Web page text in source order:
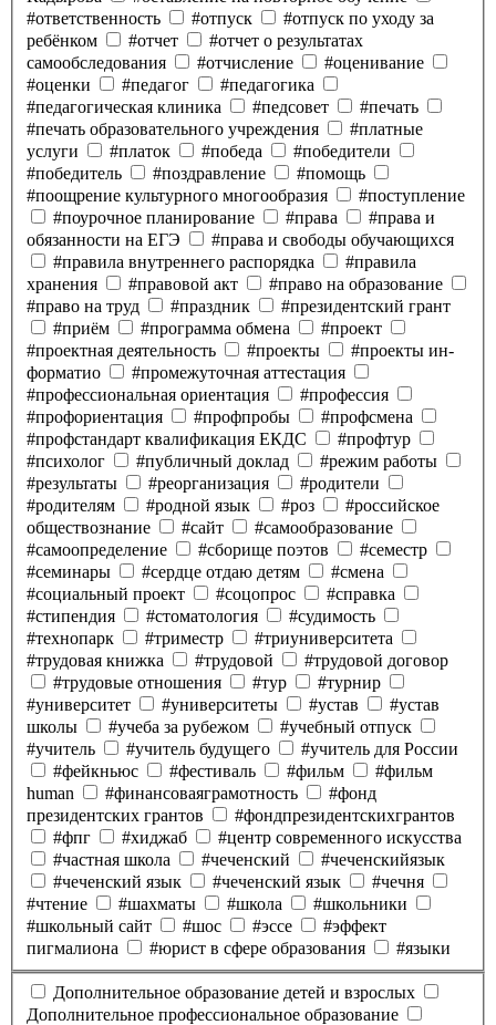
#ответственность
#отпуск
#отпуск по уходу за
ребёнком
#отчет
#отчет о результатах
самообследования
#отчисление
#оценивание
#оценки
#педагог
#педагогика
#педагогическая клиника
#педсовет
#печать
#печать образовательного учреждения
#платные
услуги
#платок #победа
#победители
#победитель
#поздравление
#помощь
#поощрение культурного многообразия
#поступление
#поурочное планирование
#права
#права и
обязанности на ЕГЭ
#права и свободы обучающихся
#правила внутреннего распорядка
#правила
хранения
#правовой акт
#право на образование
#право на труд
#праздник
#президентский грант
#приём
#программа обмена
#проект
#проектная деятельность
#проекты
#проекты ин-
форматио
#промежуточная аттестация
#профессиональная ориентация
#профессия
#профориентация
#профпробы
#профсмена
#профстандарт квалификация ЕКДС
#профтур
#психолог
#публичный доклад
#режим работы
#результаты
#реорганизация
#родители
#родителям
#родной язык #роз
#российское
обществознание
#сайт
#самообразование
#самоопределение
#сборище поэтов
#семестр
#семинары
#сердце отдаю детям
#смена
#социальный проект
#соцопрос
#справка
#стипендия
#стоматология
#судимость
#технопарк
#триместр
#триуниверситета
#трудовая книжка
#трудовой
#трудовой договор
#трудовые отношения
#тур
#турнир
#университет
#университеты #устав
#устав
школы
#учеба за рубежом
#учебный отпуск
#учитель
#учитель будущего
#учитель для России
#фейкньюс
#фестиваль #фильм
#фильм
human
#финансоваяграмотность
#фонд
президентских грантов
#фондпрезидентскихгрантов
#фпг
#хиджаб
#центр современного искусства
#частная школа
#чеченский
#чеченскийязык
#чеченский язык
#чеченский язык
#чечня
#чтение
#шахматы #школа
#школьники
#школьный сайт
#шос #эссе
#эффект
пигмалиона
#юрист в сфере образования #языки
Дополнительное образование детей и взрослых
Дополнительное профессиональное образование